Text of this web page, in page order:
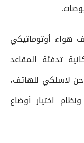
هواء أوتوماتيكي
تدفئة المقاعد
لاسلكي للهاتف،
اختيار أوضاع